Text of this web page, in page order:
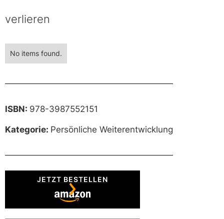
verlieren
No items found.
ISBN: 978-3987552151
Kategorie: Persönliche Weiterentwicklung
JETZT BESTELLEN